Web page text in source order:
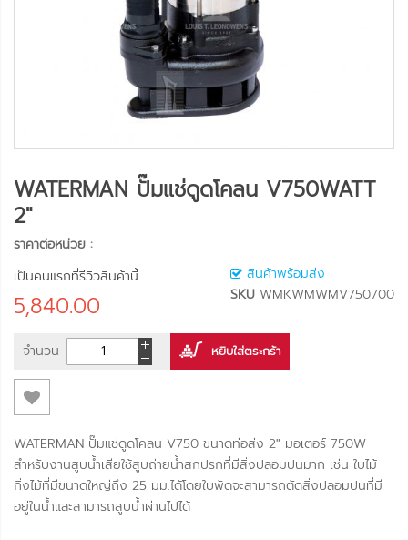
WATERMAN ปั๊มแช่ดูดโคลน V750WATT
2"
ราคาต่อหน่วย :
สินค้าพร้อมส่ง
SKU WMKWMWMV750700
เป็นคนแรกที่รีวิวสินค้านี้
5,840.00
จำนวน หยิบใส่ตระกร้า
WATERMAN ปั๊มแช่ดูดโคลน V750 ขนาดท่อส่ง 2" มอเตอร์ 750W
สำหรับงานสูบน้ำเสียใช้สูบถ่ายน้ำสกปรกที่มีสิ่งปลอมปนมาก เช่น ใบไม้
กิ่งไม้ที่มีขนาดใหญ่ถึง 25 มม.ได้โดยใบพัดจะสามารถตัดสิ่งปลอมปนที่มี
อยู่ในน้ำและสามารถสูบน้ำผ่านไปได้